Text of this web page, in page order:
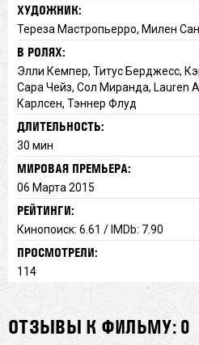
ХУДОЖНИК:
Тереза Мастропьерро, Милен
В РОЛЯХ:
Элли Кемпер, Титус Берджесс,
Сара Чейз, Сол Миранда, Lauren
Карлсен, Тэннер Флуд
ДЛИТЕЛЬНОСТЬ:
30 мин
МИРОВАЯ ПРЕМЬЕРА:
06 Марта 2015
РЕЙТИНГИ:
Кинопоиск: 6.61 / IMDb: 7.90
ПРОСМОТРЕЛИ:
114
ОТЗЫВЫ К ФИЛЬМУ: 0